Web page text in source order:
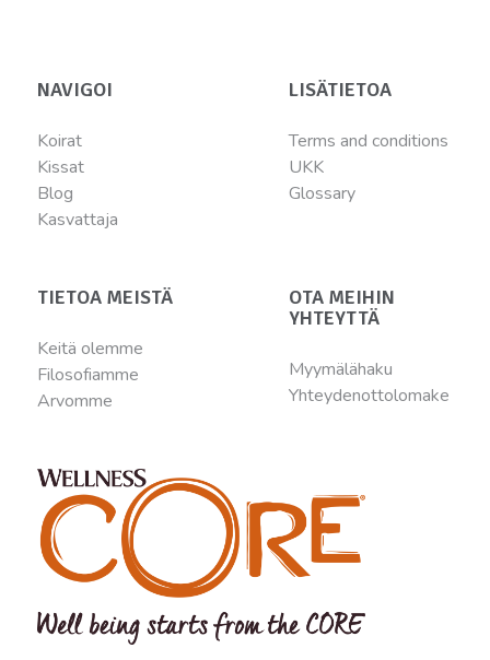
NAVIGOI
Koirat
Kissat
Blog
Kasvattaja
LISÄTIETOA
Terms and conditions
UKK
Glossary
TIETOA MEISTÄ
Keitä olemme
Filosofiamme
Arvomme
OTA MEIHIN
YHTEYTTÄ
Myymälähaku
Yhteydenottolomake